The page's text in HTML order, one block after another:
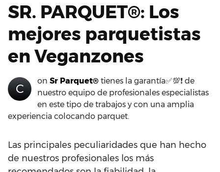
SR. PARQUET®: Los
mejores parquetistas
en Veganzones
C
on Sr Parquet® tienes la garantía✅💯❗ de
nuestro equipo de profesionales especialistas
en este tipo de trabajos y con una amplia
experiencia colocando parquet.
Las principales peculiaridades que han hecho
de nuestros profesionales los más